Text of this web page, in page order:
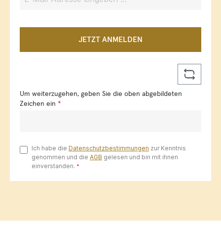
JETZT ANMELDEN
Um weiterzugehen, geben Sie die oben abgebildeten
Zeichen ein *
Ich habe die Datenschutzbestimmungen zur Kenntnis
genommen und die AGB gelesen und bin mit ihnen
einverstanden. *